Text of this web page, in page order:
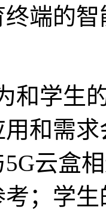
端的
和学生
和需
云盒
；学